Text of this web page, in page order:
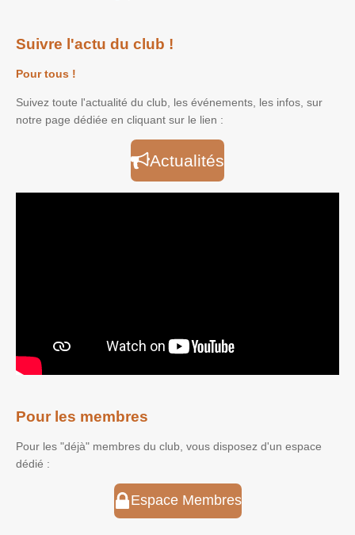
Suivre l'actu du club !
Pour tous !
Suivez toute l'actualité du club, les événements, les infos, sur
notre page dédiée en cliquant sur le lien :
Actualités
Pour les membres
Pour les "déjà" membres du club, vous disposez d'un espace
dédié :
Espace Membres